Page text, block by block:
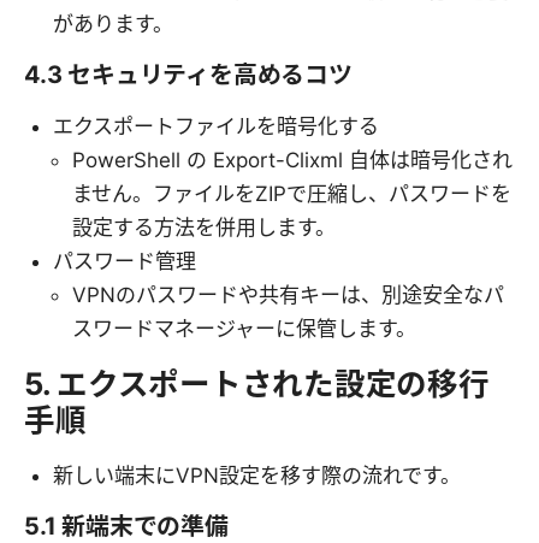
があります。
4.3 セキュリティを高めるコツ
エクスポートファイルを暗号化する
PowerShell の Export-Clixml 自体は暗号化され
ません。ファイルをZIPで圧縮し、パスワードを
設定する方法を併用します。
パスワード管理
VPNのパスワードや共有キーは、別途安全なパ
スワードマネージャーに保管します。
5. エクスポートされた設定の移行
手順
新しい端末にVPN設定を移す際の流れです。
5.1 新端末での準備